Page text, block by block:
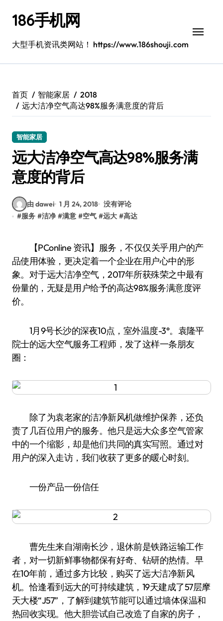
186手机网
大型手机资讯类网站！ https://www.186shouji.com
首页 智能家居
2018
远大洁净空气高达98%服务满意度的背后
智能家居
远大洁净空气高达98%服务满
意度的背后
由 dawei 1 月 24, 2018 没有评论
#服务 #洁净 #满意 #空气 #远大 #高达
【PConline 资讯】服务，不仅仅关乎用户的产
品使用体验，更决定着一个企业在用户心中的形
象。对于远大洁净空气，2017年所获殊荣之中最有
份量的，无疑是用户给予的高达98%服务满意度评
价。
1月9号长沙的深夜10点，室外温度-3°。袁隆平
院士的远大空气服务工程师，发了这样一条朋友
圈：
除了为袁老家的洁净新风机做维护保养，还负
责了几百位用户的服务。他只是远大众多空气管家
中的一个缩影，却是他们共同的真实写照。通过对
用户的深入走访，我们收获了更多的暖心时刻。
一份产品一份信任
曹先生来自湖南长沙，退休前是铁路运输工作
者，对一切新鲜事物都保有好奇、钻研的热情。早
在10年前，通过多方比较，购买了远大洁净新风
机。恰逢看到远大的可持续建筑，19天建成了57层摩
天大楼“J57”，了解到建筑节能可以通过墙体保温和
热回收实现。他大胆尝试自己改造了自家的房子，